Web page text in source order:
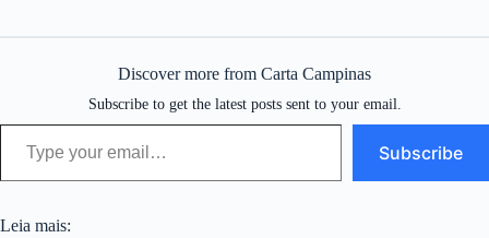
Discover more from Carta Campinas
Subscribe to get the latest posts sent to your email.
Type your email…
Subscribe
Leia mais: